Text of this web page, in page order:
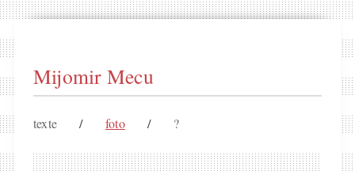
Mijomir Mecu
texte / foto / ?